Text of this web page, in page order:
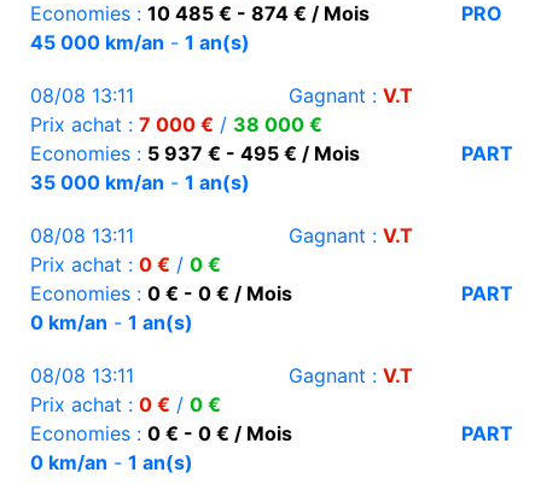
Economies : 10 485 € - 874 € / Mois
PRO
45 000 km/an - 1 an(s)
08/08 13:11 Gagnant : V.T
Prix achat : 7 000 € / 38 000 €
Economies : 5 937 € - 495 € / Mois
PART
35 000 km/an - 1 an(s)
08/08 13:11 Gagnant : V.T
Prix achat : 0 € / 0 €
Economies : 0 € - 0 € / Mois
PART
0 km/an - 1 an(s)
08/08 13:11 Gagnant : V.T
Prix achat : 0 € / 0 €
Economies : 0 € - 0 € / Mois
PART
0 km/an - 1 an(s)